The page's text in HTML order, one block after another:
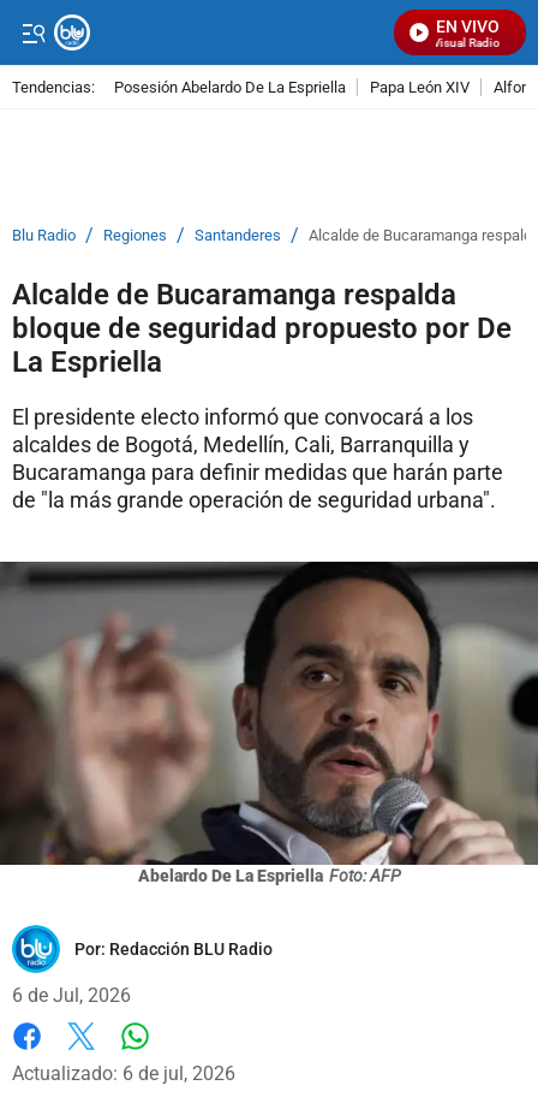
EN VIVO
Señal Visual Radio
Tendencias: Posesión Abelardo De La Espriella Papa León XIV
Blu Radio / Regiones / Santanderes / Alcalde de Bucaramanga
Alcalde de Bucaramanga respalda
bloque de seguridad propuesto por De
La Espriella
El presidente electo informó que convocará a los
alcaldes de Bogotá, Medellín, Cali, Barranquilla y
Bucaramanga para definir medidas que harán parte
de "la más grande operación de seguridad urbana".
Abelardo De La Espriella Foto: AFP
Por: Redacción BLU Radio
6 de Jul, 2026
Facebook
X
Actualizado: 6 de jul, 2026